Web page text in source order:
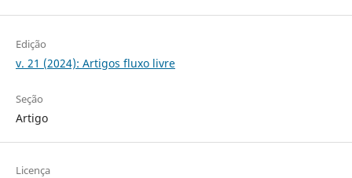
Edição
v. 21 (2024): Artigos fluxo livre
Seção
Artigo
Licença